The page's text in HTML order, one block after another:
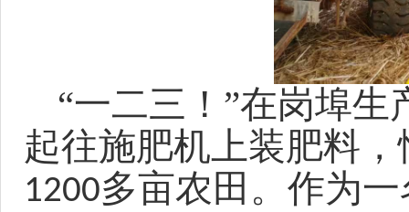
“一二三！”在岗埠
起往施肥机上装肥料
1200多亩农田。作为